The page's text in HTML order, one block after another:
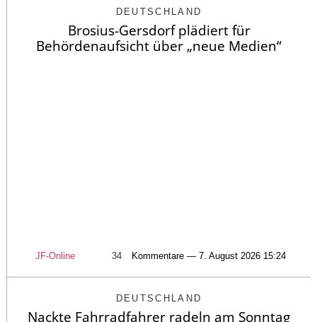
DEUTSCHLAND
Brosius-Gersdorf plädiert für
Behördenaufsicht über „neue Medien“
JF-Online 34 Kommentare — 7. August 2026 15:24
DEUTSCHLAND
Nackte Fahrradfahrer radeln am Sonntag